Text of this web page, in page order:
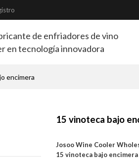
de enfriadores de vino
en tecnología innovadora
encimera
15 vinoteca bajo
Josoo Wine Cooler
15 vinoteca bajo encimera